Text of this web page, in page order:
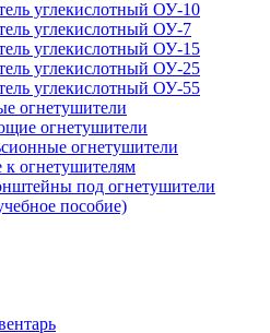
углекислотный ОУ-10
углекислотный ОУ-7
углекислотный ОУ-15
углекислотный ОУ-25
углекислотный ОУ-55
огнетушители
огнетушители
огнетушители
огнетушителям
под огнетушители
пособие)